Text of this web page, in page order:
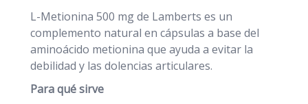
L-Metionina 500 mg de Lamberts es un
complemento natural en cápsulas a base del
aminoácido metionina que ayuda a evitar la
debilidad y las dolencias articulares.
Para qué sirve